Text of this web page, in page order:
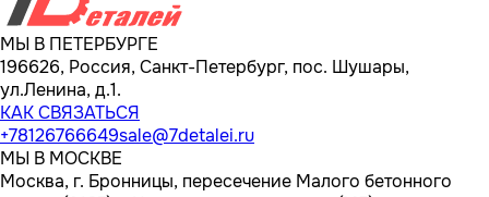
МЫ В ПЕТЕРБУРГЕ
196626, Россия, Санкт-Петербург, пос. Шушары,
ул.Ленина, д.1.
КАК СВЯЗАТЬСЯ
+78126766649sale@7detalei.ru
МЫ В МОСКВЕ
Москва, г. Бронницы, пересечение Малого бетонного